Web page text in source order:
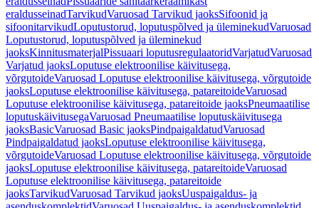
eraldusseinadTarvikudVaruosad Tarvikud jaoksSifoonid ja
sifoonitarvikudLoputustorud, loputuspõlved ja üleminekudVaruosad
Loputustorud, loputuspõlved ja üleminekud
jaoksKinnitusmaterjalPissuaari loputusregulaatoridVarjatudVaruosad
Varjatud jaoksLoputuse elektroonilise käivitusega,
võrgutoideVaruosad Loputuse elektroonilise käivitusega, võrgutoide
jaoksLoputuse elektroonilise käivitusega, patareitoideVaruosad
Loputuse elektroonilise käivitusega, patareitoide jaoksPneumaatilise
loputuskäivitusegaVaruosad Pneumaatilise loputuskäivitusega
jaoksBasicVaruosad Basic jaoksPindpaigaldatudVaruosad
Pindpaigaldatud jaoksLoputuse elektroonilise käivitusega,
võrgutoideVaruosad Loputuse elektroonilise käivitusega, võrgutoide
jaoksLoputuse elektroonilise käivitusega, patareitoideVaruosad
Loputuse elektroonilise käivitusega, patareitoide
jaoksTarvikudVaruosad Tarvikud jaoksUuspaigaldus- ja